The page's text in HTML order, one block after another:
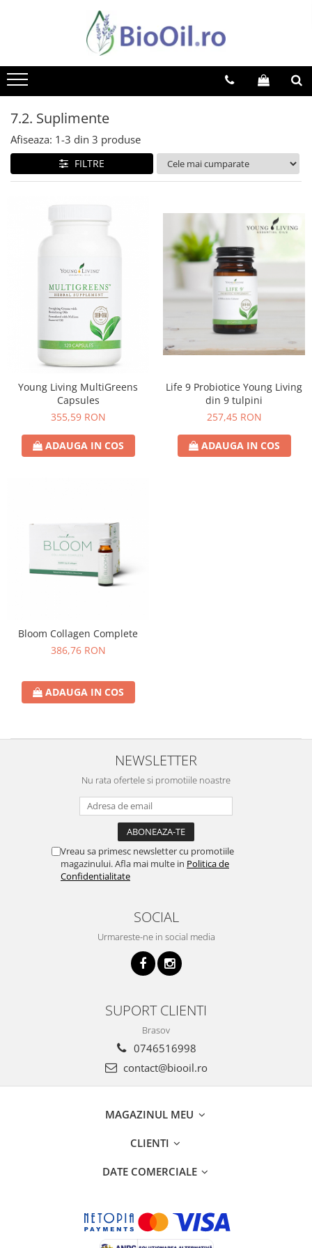
7.2. Suplimente
Afiseaza: 1-3 din 3 produse
FILTRE
Young Living MultiGreens
Capsules
355,59 RON
ADAUGA IN COS
Life 9 Probiotice Young Living
din 9 tulpini
257,45 RON
ADAUGA IN COS
Bloom Collagen Complete
386,76 RON
ADAUGA IN COS
NEWSLETTER
Nu rata ofertele si promotiile noastre
Vreau sa primesc newsletter cu promotiile
magazinului. Afla mai multe in Politica de
Confidentialitate
SOCIAL
Urmareste-ne in social media
SUPORT CLIENTI
Brasov
0746516998
contact@biooil.ro
MAGAZINUL MEU
CLIENTI
DATE COMERCIALE